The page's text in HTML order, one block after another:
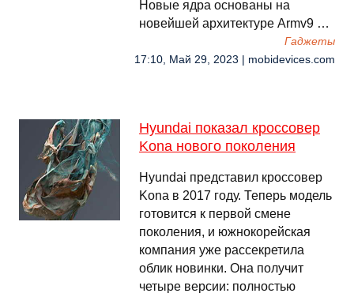
Новые ядра основаны на
новейшей архитектуре Armv9 …
Гаджеты
17:10, Май 29, 2023 | mobidevices.com
Hyundai показал кроссовер
Kona нового поколения
Hyundai представил кроссовер
Kona в 2017 году. Теперь модель
готовится к первой смене
поколения, и южнокорейская
компания уже рассекретила
облик новинки. Она получит
четыре версии: полностью